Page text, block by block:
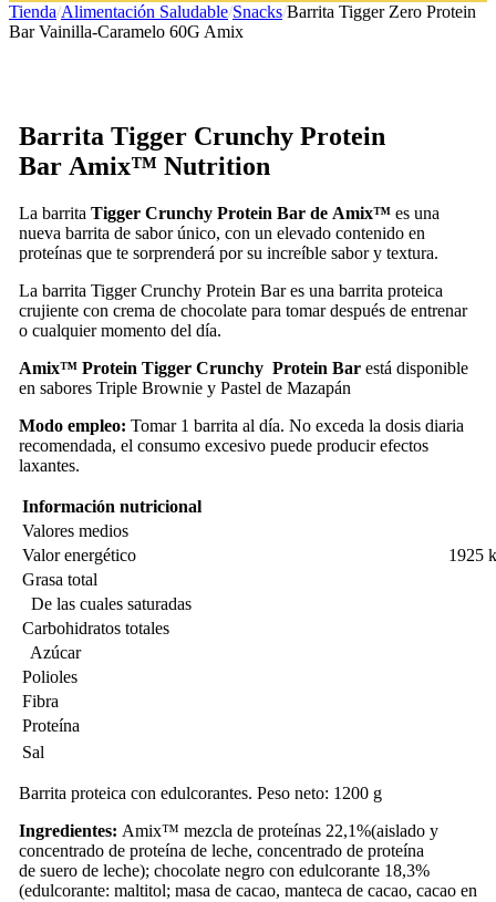
Tienda/Alimentación Saludable/Snacks/Barrita Tigger Zero Protein
Bar Vainilla-Caramelo 60G Amix
Barrita Tigger Crunchy Protein
Bar Amix™ Nutrition
La barrita Tigger Crunchy Protein Bar de Amix™ es una
nueva barrita de sabor único, con un elevado contenido en
proteínas que te sorprenderá por su increíble sabor y textura.
La barrita Tigger Crunchy Protein Bar es una barrita proteica
crujiente con crema de chocolate para tomar después de entrenar
o cualquier momento del día.
Amix™ Protein Tigger Crunchy Protein Barestá disponible
en saboresTriple Brownie y Pastel de Mazapán
Modo empleo: Tomar 1 barrita al día. No exceda la dosis diaria
recomendada, el consumo excesivo puede producir efectos
laxantes.
Información nutricional
Valores medios
Valor energético
1925
Grasa total
De las cuales saturadas
Carbohidratos totales
Azúcar
Polioles
Fibra
Proteína
Sal
Barrita proteica con edulcorantes. Peso neto: 1200 g
Ingredientes: Amix™ mezcla de proteínas 22,1%(aislado y
concentrado de proteína de leche, concentrado de proteína
de suero de leche); chocolate negro con edulcorante 18,3%
(edulcorante: maltitol; masa de cacao, manteca de cacao, cacao en